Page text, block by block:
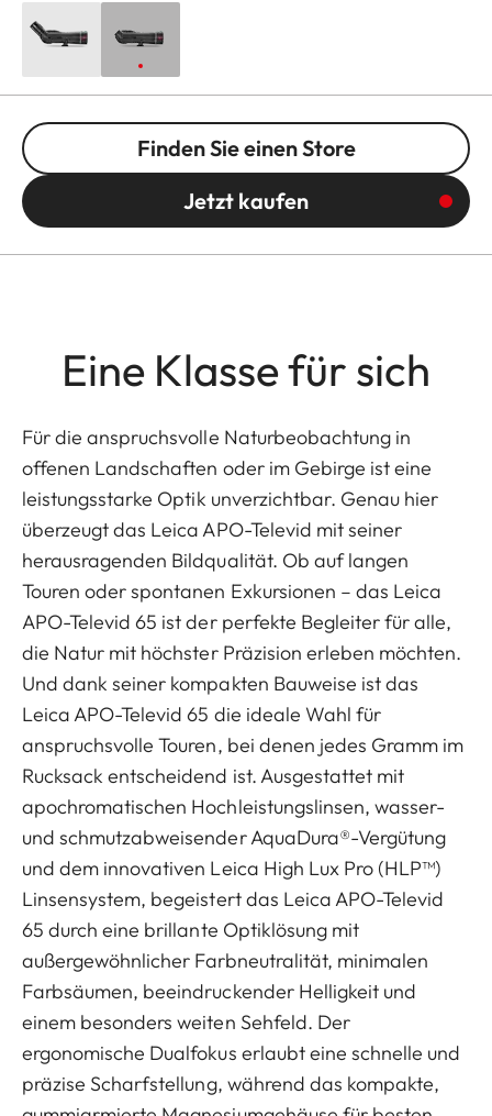
Finden Sie einen Store
Jetzt kaufen
Eine Klasse für sich
Für die anspruchsvolle Naturbeobachtung in
offenen Landschaften oder im Gebirge ist eine
leistungsstarke Optik unverzichtbar. Genau hier
überzeugt das Leica APO-Televid mit seiner
herausragenden Bildqualität. Ob auf langen
Touren oder spontanen Exkursionen – das Leica
APO-Televid 65 ist der perfekte Begleiter für alle,
die Natur mit höchster Präzision erleben möchten.
Und dank seiner kompakten Bauweise ist das
Leica APO-Televid 65 die ideale Wahl für
anspruchsvolle Touren, bei denen jedes Gramm im
Rucksack entscheidend ist. Ausgestattet mit
apochromatischen Hochleistungslinsen, wasser-
und schmutzabweisender AquaDura®-Vergütung
und dem innovativen Leica High Lux Pro (HLP™)
Linsensystem, begeistert das Leica APO-Televid
65 durch eine brillante Optiklösung mit
außergewöhnlicher Farbneutralität, minimalen
Farbsäumen, beeindruckender Helligkeit und
einem besonders weiten Sehfeld. Der
ergonomische Dualfokus erlaubt eine schnelle und
präzise Scharfstellung, während das kompakte,